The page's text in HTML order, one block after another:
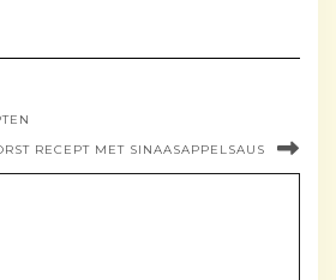
RECEPT MET SINAASAPPELSAUS